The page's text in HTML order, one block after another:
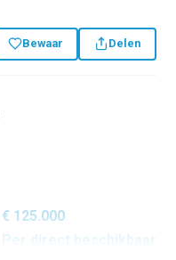
Bewaar Delen
€ 125.000
Per direct beschikbaar